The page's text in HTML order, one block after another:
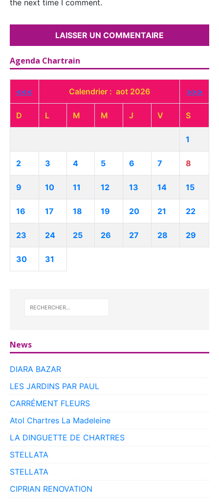
the next time I comment.
Agenda Chartrain
<<< Calendrier : aot 2026 >>>
D L M M J V S
1
2 3 4 5 6 7 8
9 10 11 12 13 14 15
16 17 18 19 20 21 22
23 24 25 26 27 28 29
30 31
News
DIARA BAZAR
LES JARDINS PAR PAUL
CARRÉMENT FLEURS
Atol Chartres La Madeleine
LA DINGUETTE DE CHARTRES
STELLATA
STELLATA
CIPRIAN RENOVATION